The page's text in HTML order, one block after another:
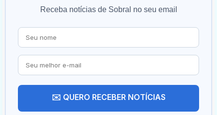
Receba notícias de Sobral no seu email
✉️ QUERO RECEBER NOTÍCIAS